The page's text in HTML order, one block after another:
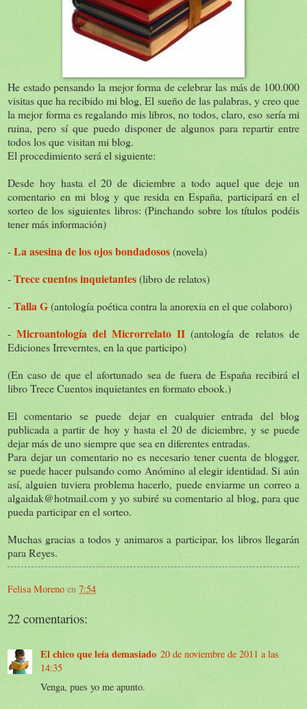
He estado pensando la mejor forma de celebrar las más de 100.000
visitas que ha recibido mi blog, El sueño de las palabras, y creo que
la mejor forma es regalando mis libros, no todos, claro, eso sería mi
ruina, pero sí que puedo disponer de algunos para repartir entre
todos los que visitan mi blog.
El procedimiento será el siguiente:
Desde hoy hasta el 20 de diciembre a todo aquel que deje un
comentario en mi blog y que resida en España, participará en el
sorteo de los siguientes libros: (Pinchando sobre los títulos podéis
tener más información)
-La asesina de los ojos bondadosos(novela)
-Trece cuentos inquietantes(libro de relatos)
-Talla G(antología poética contra la anorexia en el que colaboro)
- Microantología del Microrrelato II(antología de relatos de
Ediciones Irreverntes, en la que participo)
(En caso de que el afortunado sea de fuera de España recibirá el
libro Trece Cuentos inquietantes en formato ebook.)
El comentario se puede dejar en cualquier entrada del blog
publicada a partir de hoy y hasta el 20 de diciembre, y se puede
dejar más de uno siempre que sea en diferentes entradas.
Para dejar un comentario no es necesario tener cuenta de blogger,
se puede hacer pulsando como Anómino al elegir identidad. Si aún
así, alguien tuviera problema hacerlo, puede enviarme un correo a
algaidak@hotmail.com y yo subiré su comentario al blog, para que
pueda participar en el sorteo.
Muchas gracias a todos y animaros a participar, los libros llegarán
para Reyes.
Felisa Moreno en 7:54
22 comentarios:
El chico que leía demasiado 20 de noviembre de 2011 a las
14:35
Venga, pues yo me apunto.